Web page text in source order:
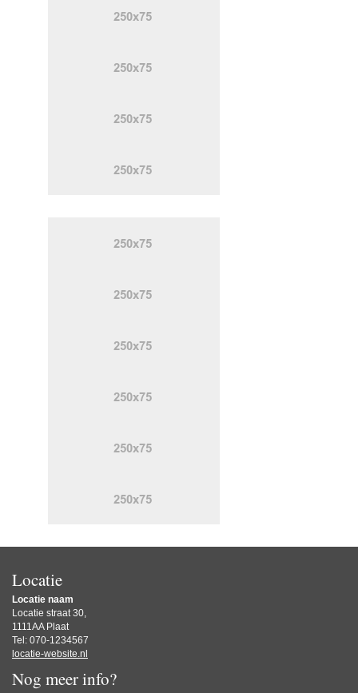
Locatie
Locatie naam
Locatie straat 30,
1111AA Plaat
Tel: 070-1234567
locatie-website.nl
Nog meer info?